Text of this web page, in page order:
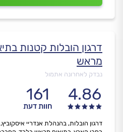
דרגון הובלות קטנות
מראש
נבדק לאחרונה אתמול
4.86
161
חוות דעת
דרגון הובלות, בהנהלת אנדריי